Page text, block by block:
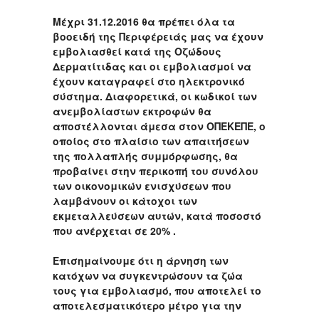
Μέχρι 31.12.2016 θα πρέπει όλα τα
βοοειδή της Περιφέρειάς μας να έχουν
εμβολιασθεί κατά της Οζώδους
Δερματίτιδας και οι εμβολιασμοί να
έχουν καταγραφεί στο ηλεκτρονικό
σύστημα. Διαφορετικά, οι κωδικοί των
ανεμβολίαστων εκτροφών θα
αποστέλλονται άμεσα στον ΟΠΕΚΕΠΕ, ο
οποίος στο πλαίσιο των απαιτήσεων
της πολλαπλής συμμόρφωσης, θα
προβαίνει στην περικοπή του συνόλου
των οικονομικών ενισχύσεων που
λαμβάνουν οι κάτοχοι των
εκμεταλλεύσεων αυτών, κατά ποσοστό
που ανέρχεται σε 20% .
Επισημαίνουμε ότι η άρνηση των
κατόχων να συγκεντρώσουν τα ζώα
τους για εμβολιασμό, που αποτελεί το
αποτελεσματικότερο μέτρο για την